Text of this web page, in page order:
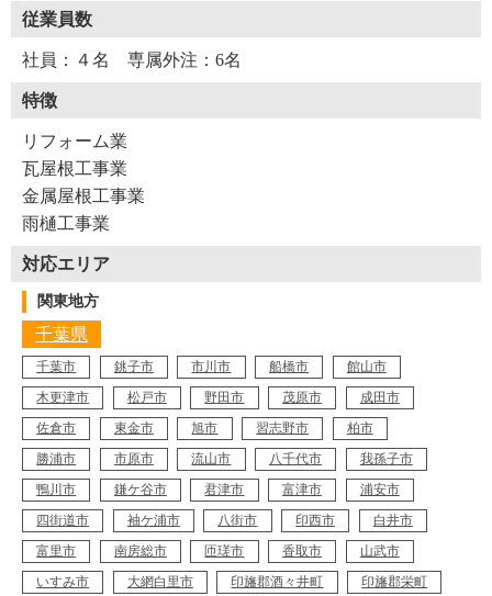
工事店番号
いる様子でした。
浦市では強風対策が必須。巻口さんはガイドライン工法に
沿って屋根リフォーム・修理をするのを勧めています。ま
るべくステンレス材を使うようにしているそうです。
巻口さんは、「この辺りは工場がたくさんあるので、ここ
に降る雨には、工場からの排気による影響が少なからずあ
ると思います。そのため塩害の他、その理由でもサビに強
いステンレス材を勧めていますね」と、地域特性にも考慮
して屋根材を考えています。
その他、突然の降雪に備えた雪止め金具の取り付け依頼
も、徐々に増えてきているとのことです。
※１ 谷・谷まわり・本谷…漢字の通り、屋根の谷構造に
なっている部分。水の流れ道になっているため劣化が目立
つ場所でもある
※２ 化粧スレート…セメントを主原料としてつくられた
塗装屋根材
従業員数
社員：４名 専属外注：6名
特徴
リフォーム業
瓦屋根工事業
金属屋根工事業
雨樋工事業
対応エリア
関東地方
千葉県
千葉市 銚子市 市川市 船橋市
館山市
木更津市
松戸市 野田市 茂原市
成田市
佐倉市
東金市 旭市 習志野市
柏市
勝浦市
市原市 流山市 八千代市
我孫子市
鴨川市
鎌ケ谷市 君津市 富津市
浦安市
四街道市
袖ケ浦市 八街市 印西市
白井市
富里市
南房総市 匝瑳市 香取市
山武市
いすみ市
大網白里市 印旛郡酒々井町
印旛郡栄町